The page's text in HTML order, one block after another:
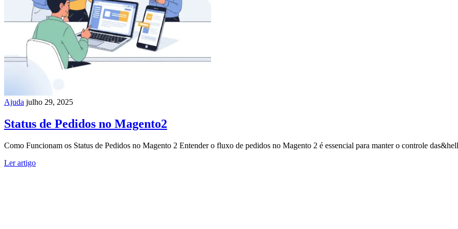
Ajuda julho 29, 2025
Status de Pedidos no Magento2
Como Funcionam os Status de Pedidos no Magento 2 Entender o fluxo de pedidos no Magento 2 é essencial para manter o controle
Ler artigo